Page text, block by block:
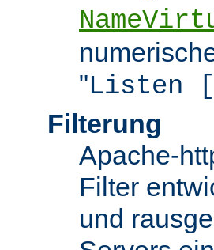
"Listen
Filterung
Apache-
Filter
und